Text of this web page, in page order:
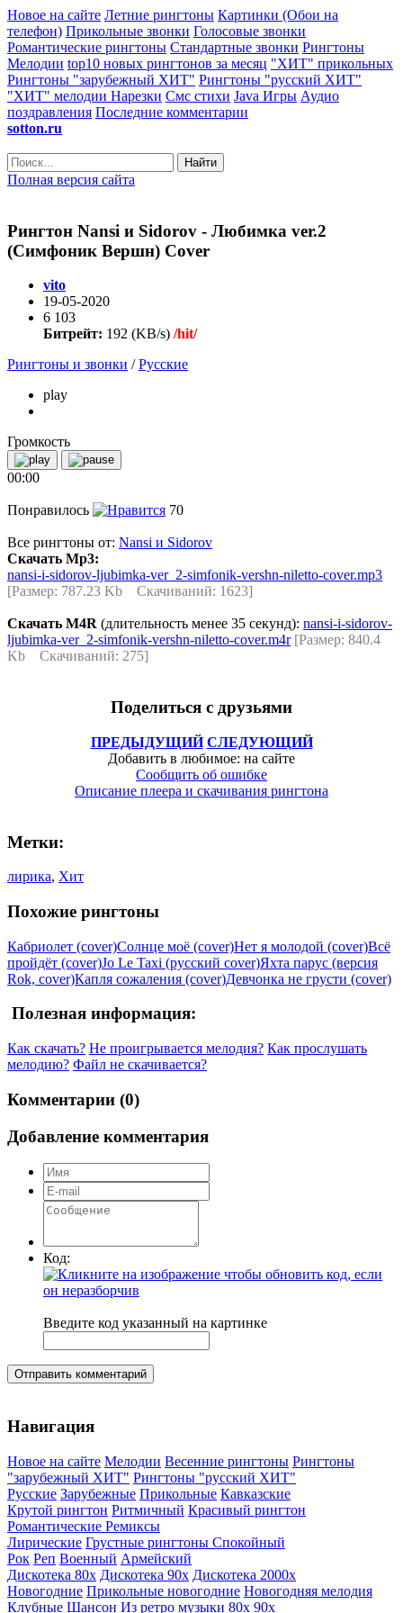
Новое на сайте Летние рингтоны Картинки (Обои на
телефон) Прикольные звонки Голосовые звонки
Романтические рингтоны Стандартные звонки Рингтоны
Мелодии top10 новых рингтонов за месяц "ХИТ" прикольных
Рингтоны "зарубежный ХИТ" Рингтоны "русский ХИТ"
"ХИТ" мелодии Нарезки Смс стихи Java Игры Аудио
поздравления Последние комментарии
sotton.ru
Найти
Полная версия сайта
Рингтон Nansi и Sidorov - Любимка ver.2
(Симфоник Вершн) Cover
vito
19-05-2020
6 103
Битрейт: 192 (KB/s) /hit/
Рингтоны и звонки /Русские
play
Громкость
00:00
Понравилось 70
Все рингтоны от: Nansi и Sidorov
Скачать Mp3:
nansi-i-sidorov-ljubimka-ver_2-simfonik-vershn-niletto-cover.mp3
[Размер: 787.23 Kb Скачиваний: 1623]
Скачать M4R (длительность менее 35 секунд): nansi-i-sidorov-
ljubimka-ver_2-simfonik-vershn-niletto-cover.m4r[Размер: 840.4
Kb Скачиваний: 275]
Поделиться с друзьями
ПРЕДЫДУЩИЙ СЛЕДУЮЩИЙ
Добавить в любимое: на сайте
Сообщить об ошибке
Описание плеера и скачивания рингтона
Метки:
лирика, Хит
Похожие рингтоны
Кабриолет (cover)Солнце моё (cover)Нет я молодой (cover)Всё
пройдёт (cover)Jo Le Taxi (русский cover)Яхта парус (версия
Rok, cover)Капля сожаления (cover)Девчонка не грусти (cover)
Полезная информация:
Как скачать? Не проигрывается мелодия? Как прослушать
мелодию? Файл не скачивается?
Комментарии (0)
Добавление комментария
Код:
Введите код указанный на картинке
Отправить комментарий
Навигация
Новое на сайте Мелодии Весенние рингтоны Рингтоны
"зарубежный ХИТ" Рингтоны "русский ХИТ"
Русские Зарубежные Прикольные Кавказские
Крутой рингтон Ритмичный Красивый рингтон
Романтические Ремиксы
Лирические Грустные рингтоны Спокойный
Рок Реп Военный Армейский
Дискотека 80х Дискотека 90х Дискотека 2000х
Новогодние Прикольные новогодние Новогодняя мелодия
Клубные Шансон Из ретро музыки 80х 90х